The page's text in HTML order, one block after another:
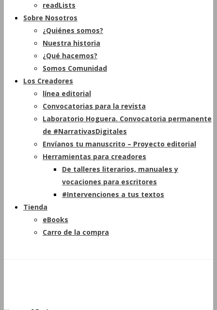
readLists
Sobre Nosotros
¿Quiénes somos?
Nuestra historia
¿Qué hacemos?
Somos Comunidad
Los Creadores
línea editorial
Convocatorias para la revista
Laboratorio Hoguera. Convocatoria permanente
de #NarrativasDigitales
Envíanos tu manuscrito – Proyecto editorial
Herramientas para creadores
De talleres literarios, manuales y
vocaciones para escritores
#Intervenciones a tus textos
Tienda
eBooks
Carro de la compra